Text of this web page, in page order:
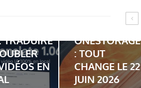
TRADUIRE
EN
PASSWORD
ET LANCE C2
ONESTORAGE
: TOUT
CHANGE LE 22
JUIN 2026